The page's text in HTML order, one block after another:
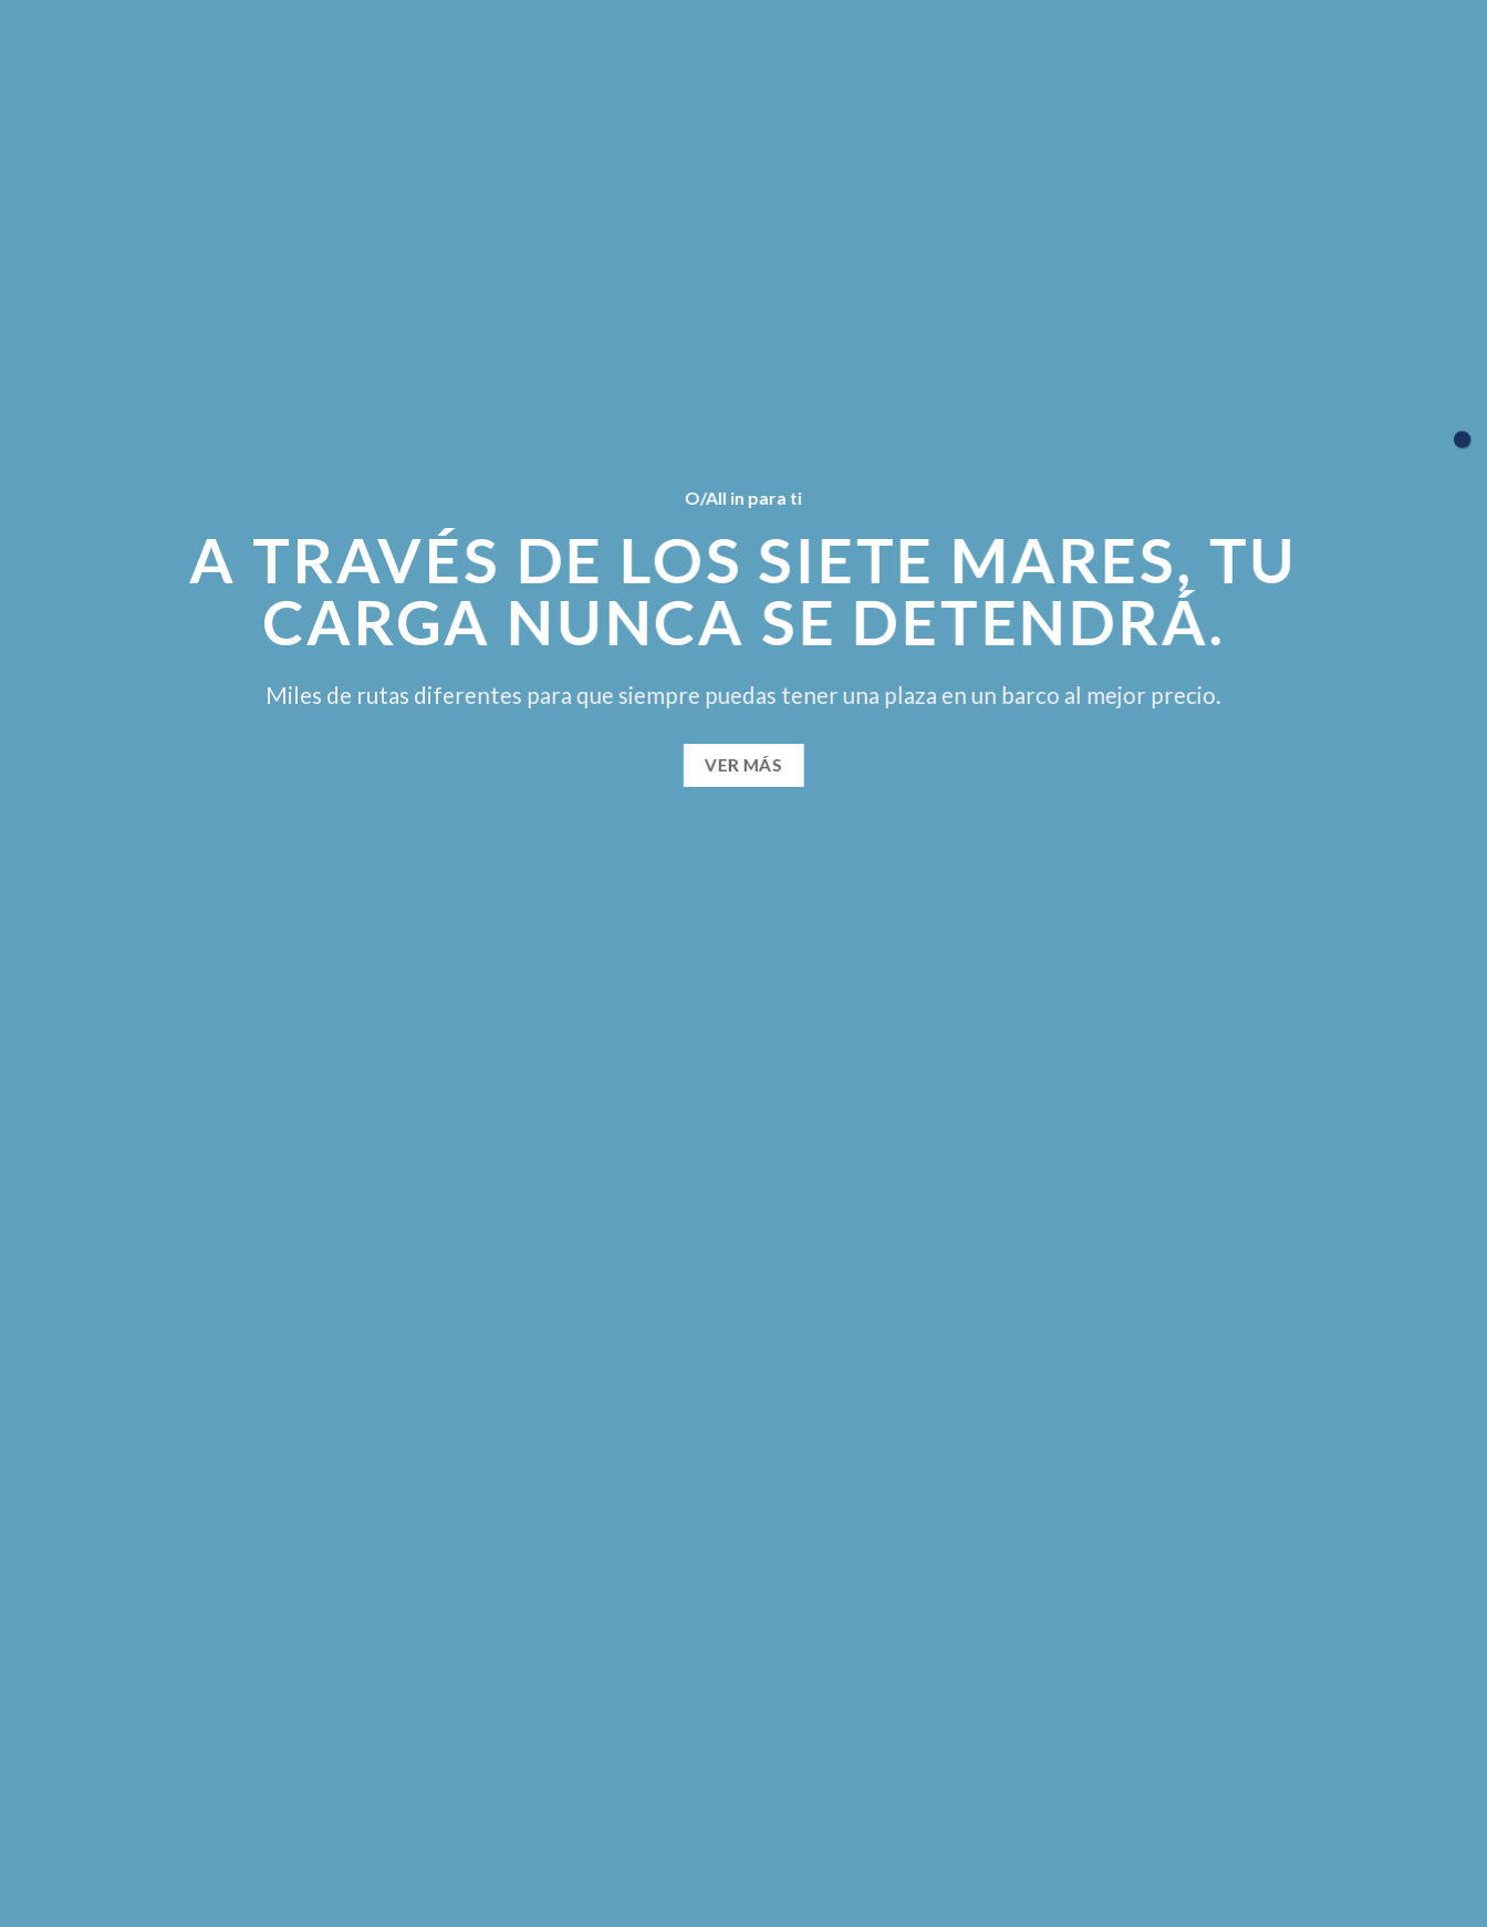
O/All in para ti
A TRAVÉS DE LOS SIETE MARES, TU
CARGA NUNCA SE DETENDRÁ.
Miles de rutas diferentes para que siempre puedas tener una plaza en un barco al mejor precio.
VER MÁS